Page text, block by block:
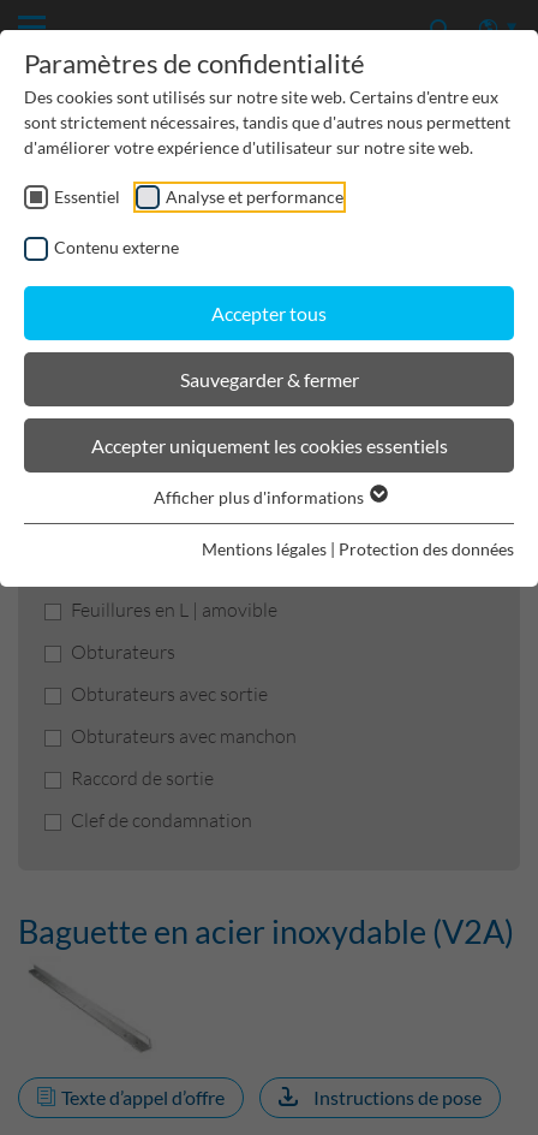
TP-GÉNIE CIVIL
PROTECTION DES EAUX SOUTERRAINES
URBANISME, PAYSAGISME
BIRCOchimie
Filtrer les produits
Feuillures en L | amovible
Obturateurs
Obturateurs avec sortie
Obturateurs avec manchon
Raccord de sortie
Clef de condamnation
Baguette en acier inoxydable (V2A)
Texte d’appel d’offre Instructions de pose
Paramètres de confidentialité
Des cookies sont utilisés sur notre site web. Certains d'entre eux
sont strictement nécessaires, tandis que d'autres nous permettent
d'améliorer votre expérience d'utilisateur sur notre site web.
Essentiel Analyse et performance
Contenu externe
Accepter tous
Sauvegarder & fermer
Accepter uniquement les cookies essentiels
Afficher plus d'informations
Mentions légales | Protection des données